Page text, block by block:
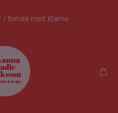
/ Betala med Klarna